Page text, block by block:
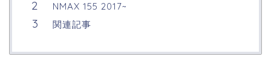
NMAX 155 2017~
関連記事